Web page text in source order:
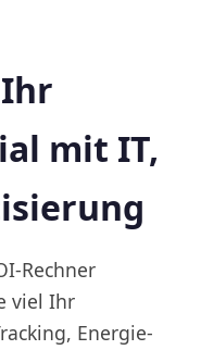
mit IT,
Rechner
viel Ihr
Energie-